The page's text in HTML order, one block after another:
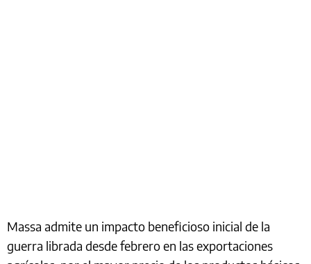
Massa admite un impacto beneficioso inicial de la
guerra librada desde febrero en las exportaciones